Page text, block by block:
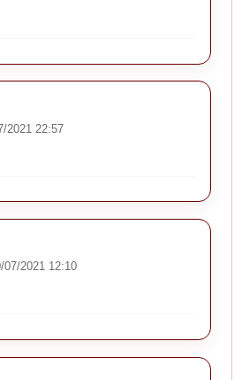
2021 22:57
07/2021 12:10